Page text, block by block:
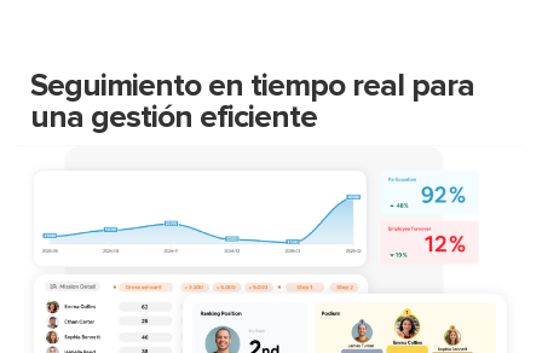
Seguimiento en tiempo real para
una gestión eficiente​